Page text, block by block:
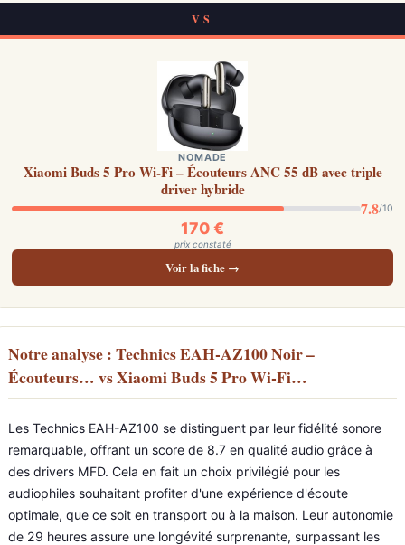
VS
NOMADE
Xiaomi Buds 5 Pro Wi-Fi – Écouteurs ANC 55 dB avec triple
driver hybride
7.8/10
170 €
prix constaté
Voir la fiche →
Notre analyse : Technics EAH-AZ100 Noir –
Écouteurs… vs Xiaomi Buds 5 Pro Wi-Fi…
Les Technics EAH-AZ100 se distinguent par leur fidélité sonore
remarquable, offrant un score de 8.7 en qualité audio grâce à
des drivers MFD. Cela en fait un choix privilégié pour les
audiophiles souhaitant profiter d'une expérience d'écoute
optimale, que ce soit en transport ou à la maison. Leur autonomie
de 29 heures assure une longévité surprenante, surpassant les